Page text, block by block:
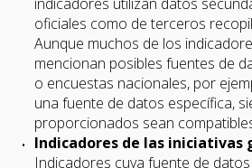
oficiales como de terceros
Aunque muchos de los
mencionan posibles fuentes de
o encuestas nacionales, por
una fuente de datos específica,
proporcionados sean
Indicadores de las iniciativas
Indicadores cuya fuente de